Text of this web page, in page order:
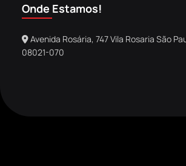
Onde Estamos!
Avenida Rosária, 747 Vila Rosaria São
08021-070